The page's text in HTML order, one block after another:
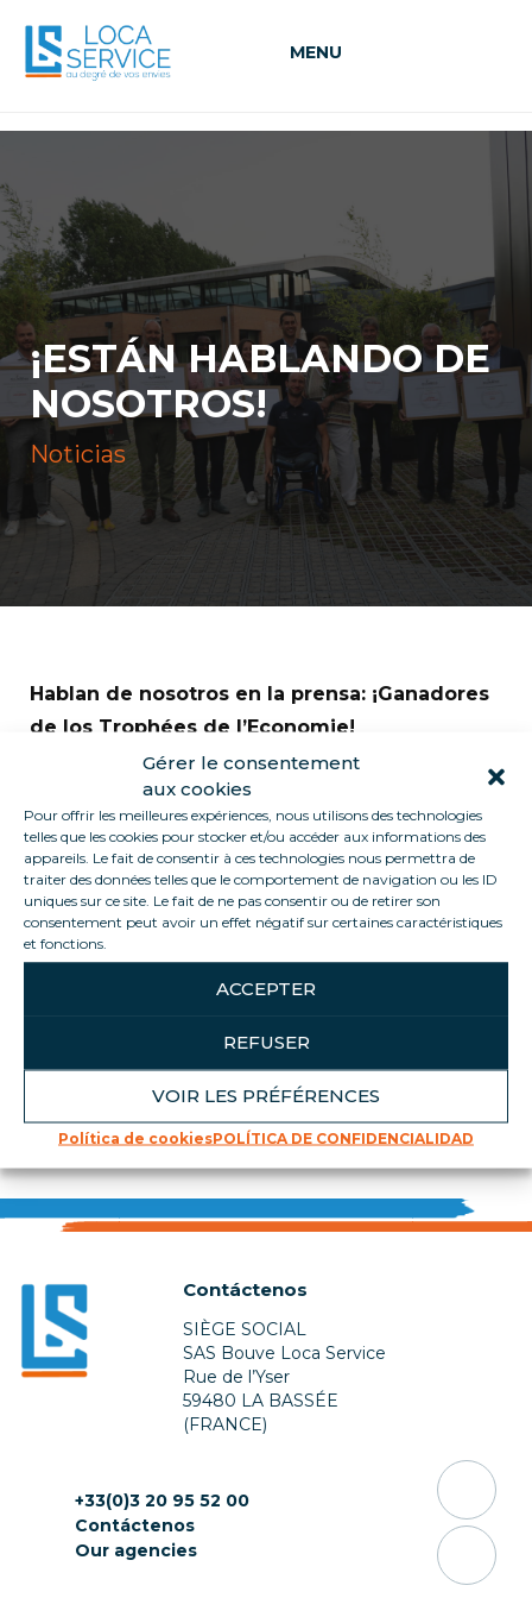
Gérer le consentement
aux cookies
Pour offrir les meilleures expériences, nous utilisons des technologies
telles que les cookies pour stocker et/ou accéder aux informations des
appareils. Le fait de consentir à ces technologies nous permettra de
traiter des données telles que le comportement de navigation ou les ID
uniques sur ce site. Le fait de ne pas consentir ou de retirer son
consentement peut avoir un effet négatif sur certaines caractéristiques
et fonctions.
ACCEPTER
REFUSER
VOIR LES PRÉFÉRENCES
Política de cookiesPOLÍTICA DE CONFIDENCIALIDAD
MENU
¡ESTÁN HABLANDO DE
NOSOTROS!
Noticias
Hablan de nosotros en la prensa: ¡Ganadores
de los Trophées de l’Economie!
Editions está especializada en la
publicación de información y revistas electrónicas
para responsables de la toma de decisiones e
inversores.Leer el artículo
Volver a la lista
Contáctenos
SIÈGE SOCIAL
SAS Bouve Loca Service
Rue de l’Yser
59480 LA BASSÉE
(FRANCE)
+33(0)3 20 95 52 00
Contáctenos
Our agencies